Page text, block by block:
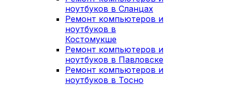
ноутбуков в Сланцах
Ремонт компьютеров и
ноутбуков в
Костомукше
Ремонт компьютеров и
ноутбуков в Павловске
Ремонт компьютеров и
ноутбуков в Тосно